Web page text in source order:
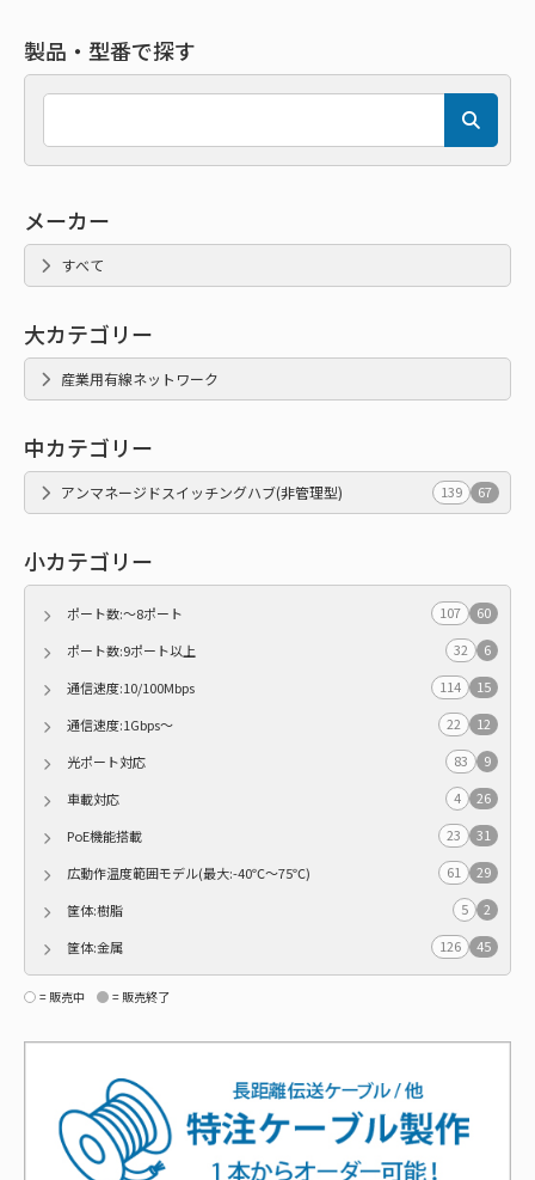
製品・型番で探す
メーカー
すべて
大カテゴリー
産業用有線ネットワーク
中カテゴリー
アンマネージドスイッチングハブ(非管理型) 139 67
小カテゴリー
ポート数:～8ポート 107
60
ポート数:9ポート以上
32
6
通信速度:10/100Mbps
114
15
通信速度:1Gbps～
22
12
光ポート対応
83
9
車載対応
4
26
PoE機能搭載
23
31
広動作温度範囲モデル(最大:-40℃～75℃)
61
29
筐体:樹脂
5
2
筐体:金属
126 45
= 販売中 = 販売終了